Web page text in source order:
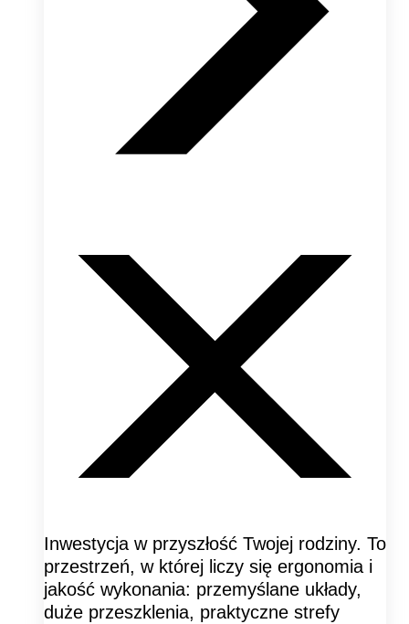
Inwestycja w przyszłość Twojej rodziny. To
przestrzeń, w której liczy się ergonomia i
jakość wykonania: przemyślane układy,
duże przeszklenia, praktyczne strefy